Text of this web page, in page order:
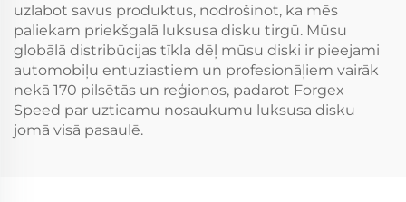
uzlabot savus produktus, nodrošinot, ka mēs
paliekam priekšgalā luksusa disku tirgū. Mūsu
globālā distribūcijas tīkla dēļ mūsu diski ir pieejami
automobiļu entuziastiem un profesionāļiem vairāk
nekā 170 pilsētās un reģionos, padarot Forgex
Speed par uzticamu nosaukumu luksusa disku
jomā visā pasaulē.